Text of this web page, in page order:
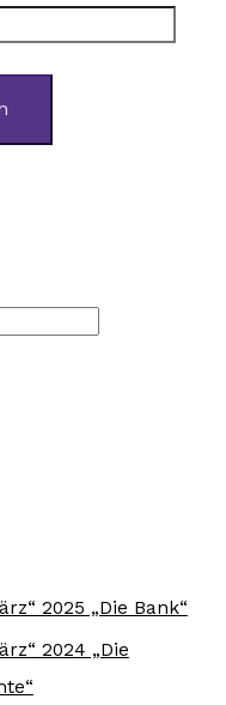
2025 „Die Bank“
2024 „Die